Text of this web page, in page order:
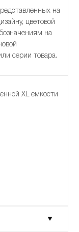
на
цветовой
на
серии товара.
XL емкости